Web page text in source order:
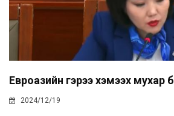
Евроазийн гэрээ хэмээх мухар
2024/12/19